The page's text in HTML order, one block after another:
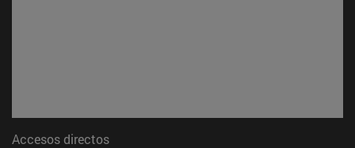
Accesos directos